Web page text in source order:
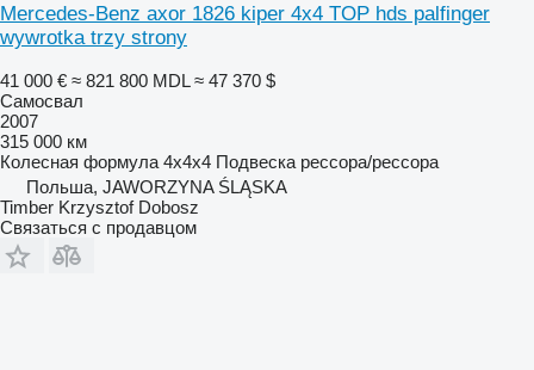
Mercedes-Benz axor 1826 kiper 4x4 TOP hds palfinger
wywrotka trzy strony
41 000 € ≈ 821 800 MDL ≈ 47 370 $
Самосвал
2007
315 000 км
Колесная формула 4x4x4 Подвеска рессора/рессора
Польша, JAWORZYNA ŚLĄSKA
Timber Krzysztof Dobosz
Связаться с продавцом